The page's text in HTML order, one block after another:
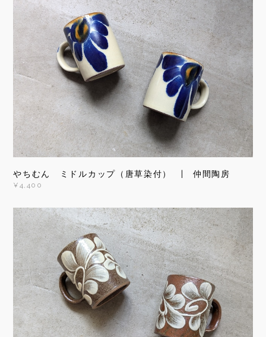
やちむん ミドルカップ（唐草染付） | 仲間陶房
¥4,400